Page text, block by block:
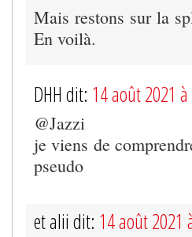
Mais restons sur la
En voilà.
DHH dit: 14 août 2021
@Jazzi
je viens de
pseudo
et alii dit: 14 août 2021